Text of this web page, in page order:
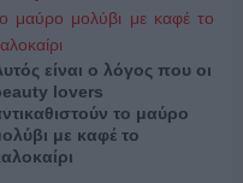
είναι ο λόγος που οι
lovers
το μαύρο
με καφέ το